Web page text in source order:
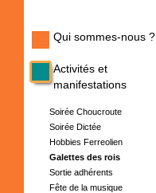
Qui sommes-nous ?
Activités et
manifestations
Soirée Choucroute
Soirée Dictée
Hobbies Ferreolien
Galettes des rois
Sortie adhérents
Fête de la musique